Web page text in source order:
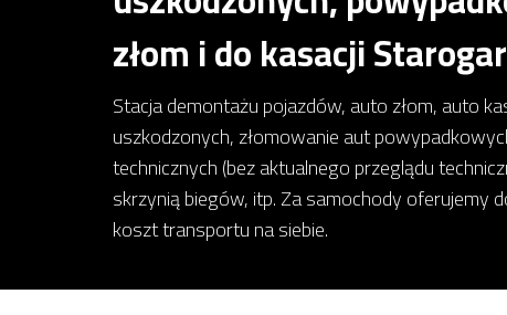
złom i do kasacji
Stacja demontażu pojazdów, auto złom, auto
uszkodzonych, złomowanie aut
technicznych (bez aktualnego przeglądu
skrzynią biegów, itp. Za samochody oferujemy
koszt transportu na siebie.